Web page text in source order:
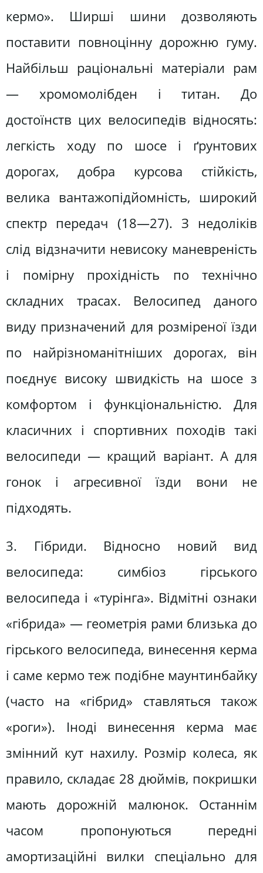
кермо». Ширші шини дозволяють
поставити повноцінну дорожню гуму.
Найбільш раціональні матеріали рам
— хромомолібден і титан. До
достоїнств цих велосипедів відносять:
легкість ходу по шосе і ґрунтових
дорогах, добра курсова стійкість,
велика вантажопідйомність, широкий
спектр передач (18—27). З недоліків
слід відзначити невисоку маневреність
і помірну прохідність по технічно
складних трасах. Велосипед даного
виду призначений для розміреної їзди
по найрізноманітніших дорогах, він
поєднує високу швидкість на шосе з
комфортом і функціональністю. Для
класичних і спортивних походів такі
велосипеди — кращий варіант. А для
гонок і агресивної їзди вони не
підходять.
3. Гібриди. Відносно новий вид
велосипеда: симбіоз гірського
велосипеда і «турінга». Відмітні ознаки
«гібрида» — геометрія рами близька до
гірського велосипеда, винесення керма
і саме кермо теж подібне маунтинбайку
(часто на «гібрид» ставляться також
«роги»). Іноді винесення керма має
змінний кут нахилу. Розмір колеса, як
правило, складає 28 дюймів, покришки
мають дорожній малюнок. Останнім
часом пропонуються передні
амортизаційні вилки спеціально для